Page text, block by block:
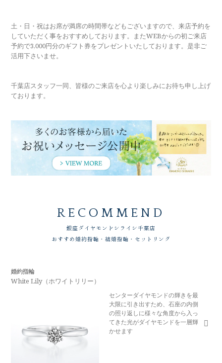
土・日・祝はお席が満席の時間帯などもございますので、来店予約を
していただく事をおすすめしております。またWEBからの初ご来店
予約で3,000円分のギフト券をプレゼントいたしております。是非ご
活用下さいませ。
千葉店スタッフ一同、皆様のご来店を心より楽しみにお待ち申し上げ
ております。
RECOMMEND
銀座ダイヤモンドシライシ千葉店
おすすめ婚約指輪・結婚指輪・セットリング
婚約指輪
White Lily（ホワイトリリー）
センターダイヤモンドの輝きを最
大限に引き出すため、石座の内側
の照り返しに様々な角度から入っ
てきた光がダイヤモンドを一層輝
かせます